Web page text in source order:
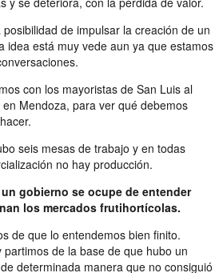
de impulsar la creación de un
idea está muy vede aun ya que estamos
con los mayoristas de San Luis al
Mendoza, para ver qué debemos
seis mesas de trabajo y en todas
no hay producción.
gobierno se ocupe de entender
los mercados frutihortícolas.
de que lo entendemos bien finito.
de la base de que hubo un
determinada manera que no consiguió